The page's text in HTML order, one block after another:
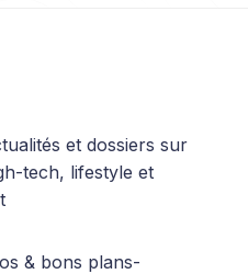
et dossiers sur
tech, lifestyle et
& bons plans-